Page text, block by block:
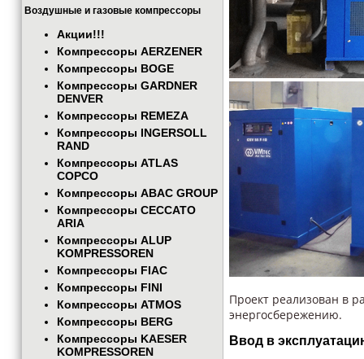
Воздушные и газовые компрессоры
Акции!!!
Компрессоры AERZENER
Компрессоры BOGE
Компрессоры GARDNER
DENVER
Компрессоры REMEZA
Компрессоры INGERSOLL
RAND
Компрессоры ATLAS
COPCO
Компрессоры ABAC GROUP
Компрессоры CECCATO
ARIA
Компрессоры ALUP
KOMPRESSOREN
Компрессоры FIAC
Компрессоры FINI
Компрессоры ATMOS
Компрессоры BERG
Компрессоры KAESER
KOMPRESSOREN
Проект реализован в
энергосбережению.
Ввод в